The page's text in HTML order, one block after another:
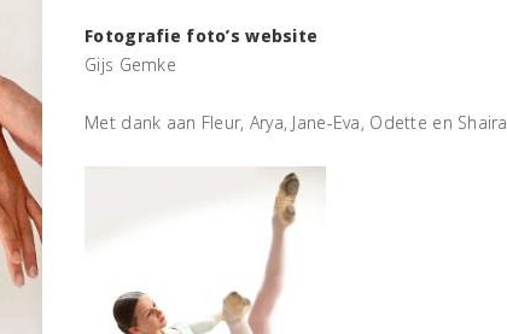
Fotografie foto’s website
Gijs Gemke
Met dank aan Fleur, Arya, Jane-Eva, Odette en Shaira